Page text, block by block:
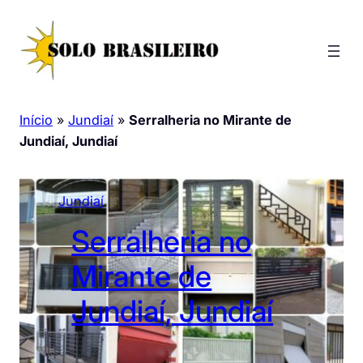
para
conteúdo
Início » Jundiaí » Serralheria no Mirante de
Jundiaí, Jundiaí
Jundiaí
Serralheria no
Mirante de
Jundiaí, Jundiaí